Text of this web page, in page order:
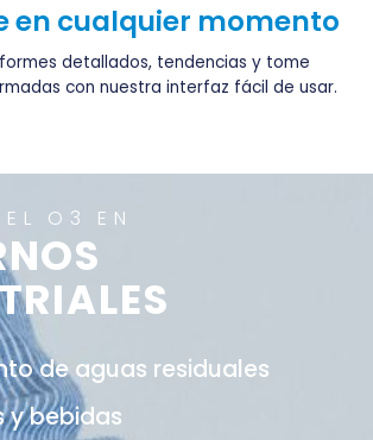
en cualquier momento
detallados, tendencias y tome
con nuestra interfaz fácil de usar.
O3 EN
de aguas residuales
y bebidas